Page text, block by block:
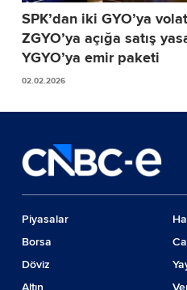
SPK’dan iki GYO’ya
ZGYO’ya açığa satış
YGYO’ya emir paketi
02.02.2026
Piyasalar
Borsa
Döviz